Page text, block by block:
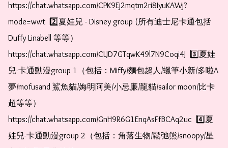
https://chat.whatsapp.com/CPK9Ej2mqtm2ri8IyuKAWj?
mode=wwt  2️⃣夏娃兒 - Disney group (所有迪士尼卡通包括
Duffy Linabell 等等）
https://chat.whatsapp.com/CLJD7GTqwK49l7N9Coqi4J  3️⃣夏娃
兒-卡通動漫group 1（包括：Miffy/麵包超人/蠟筆小新/多啦A
夢/mofusand 鯊魚貓/娒明阿美/小忌廉/龍貓/sailor moon/比卡
超等等）
https://chat.whatsapp.com/GnH9R6G1EnqAsFfBCAq2uc  4️⃣夏
娃兒-卡通動漫group 2（包括：角落生物/鬆弛熊/snoopy/星